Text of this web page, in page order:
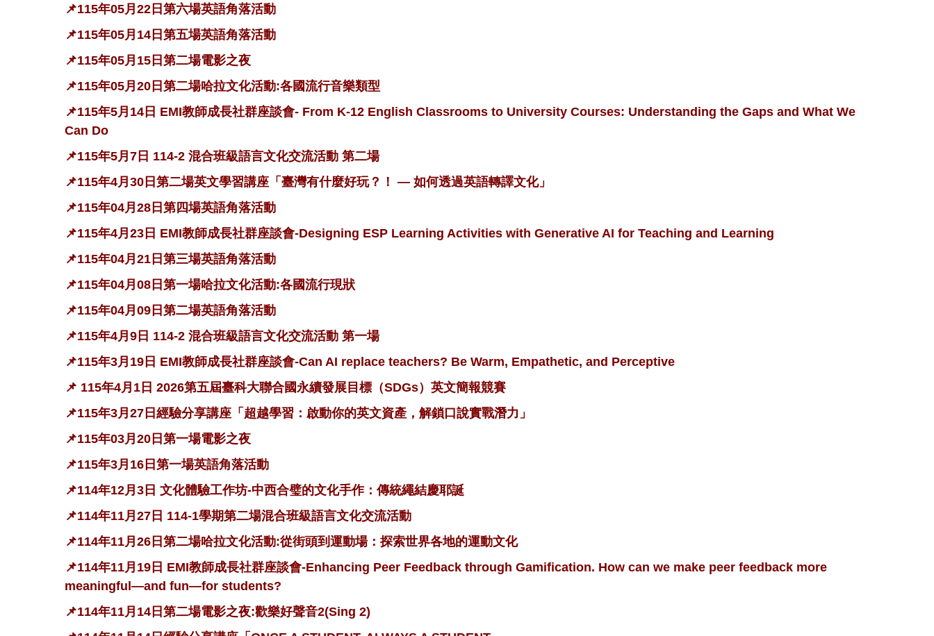
📌115年05月22日第六場英語角落活動
📌115年05月14日第五場英語角落活動
📌115年05月15日第二場電影之夜
📌115年05月20日第二場哈拉文化活動:各國流行音樂類型
📌115年5月14日 EMI教師成長社群座談會- From K-12 English Classrooms to University Courses: Understanding the Gaps and What We
Can Do
📌115年5月7日 114-2 混合班級語言文化交流活動 第二場
📌115年4月30日第二場英文學習講座「臺灣有什麼好玩？！ — 如何透過英語轉譯文化」
📌115年04月28日第四場英語角落活動
📌115年4月23日 EMI教師成長社群座談會-Designing ESP Learning Activities with Generative AI for Teaching and Learning
📌115年04月21日第三場英語角落活動
📌115年04月08日第一場哈拉文化活動:各國流行現狀
📌115年04月09日第二場英語角落活動
📌115年4月9日 114-2 混合班級語言文化交流活動 第一場
📌115年3月19日 EMI教師成長社群座談會-Can AI replace teachers? Be Warm, Empathetic, and Perceptive
📌 115年4月1日 2026第五屆臺科大聯合國永續發展目標（SDGs）英文簡報競賽
📌115年3月27日經驗分享講座「超越學習：啟動你的英文資產，解鎖口說實戰潛力」
📌115年03月20日第一場電影之夜
📌115年3月16日第一場英語角落活動
📌114年12月3日 文化體驗工作坊-中西合璧的文化手作：傳統繩結慶耶誕
📌114年11月27日 114-1學期第二場混合班級語言文化交流活動
📌114年11月26日第二場哈拉文化活動:從街頭到運動場：探索世界各地的運動文化
📌114年11月19日 EMI教師成長社群座談會-Enhancing Peer Feedback through Gamification. How can we make peer feedback more
meaningful—and fun—for students?
📌114年11月14日第二場電影之夜:歡樂好聲音2(Sing 2)